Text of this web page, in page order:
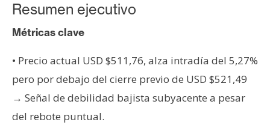
T
e
a
s
Resumen ejecutivo
Métricas clave
• Precio actual USD $511,76, alza intradía del 5,27%
pero por debajo del cierre previo de USD $521,49
→ Señal de debilidad bajista subyacente a pesar
del rebote puntual.